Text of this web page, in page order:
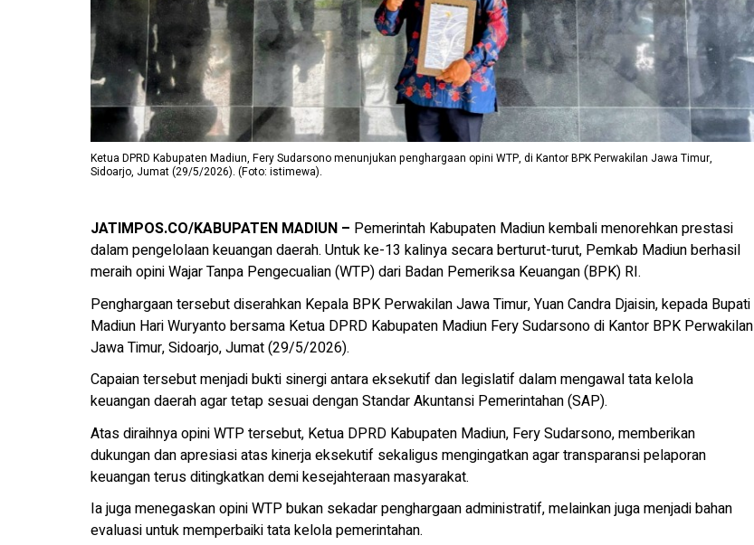
Ketua DPRD Kabupaten Madiun, Fery Sudarsono menunjukan penghargaan opini WTP, di Kantor BPK Perwakilan Jawa Timur,
Sidoarjo, Jumat (29/5/2026). (Foto: istimewa).
JATIMPOS.CO/KABUPATEN MADIUN – Pemerintah Kabupaten Madiun kembali menorehkan prestasi
dalam pengelolaan keuangan daerah. Untuk ke-13 kalinya secara berturut-turut, Pemkab Madiun berhasil
meraih opini Wajar Tanpa Pengecualian (WTP) dari Badan Pemeriksa Keuangan (BPK) RI.
Penghargaan tersebut diserahkan Kepala BPK Perwakilan Jawa Timur, Yuan Candra Djaisin, kepada Bupati
Madiun Hari Wuryanto bersama Ketua DPRD Kabupaten Madiun Fery Sudarsono di Kantor BPK Perwakilan
Jawa Timur, Sidoarjo, Jumat (29/5/2026).
Capaian tersebut menjadi bukti sinergi antara eksekutif dan legislatif dalam mengawal tata kelola
keuangan daerah agar tetap sesuai dengan Standar Akuntansi Pemerintahan (SAP).
Atas diraihnya opini WTP tersebut, Ketua DPRD Kabupaten Madiun, Fery Sudarsono, memberikan
dukungan dan apresiasi atas kinerja eksekutif sekaligus mengingatkan agar transparansi pelaporan
keuangan terus ditingkatkan demi kesejahteraan masyarakat.
Ia juga menegaskan opini WTP bukan sekadar penghargaan administratif, melainkan juga menjadi bahan
evaluasi untuk memperbaiki tata kelola pemerintahan.